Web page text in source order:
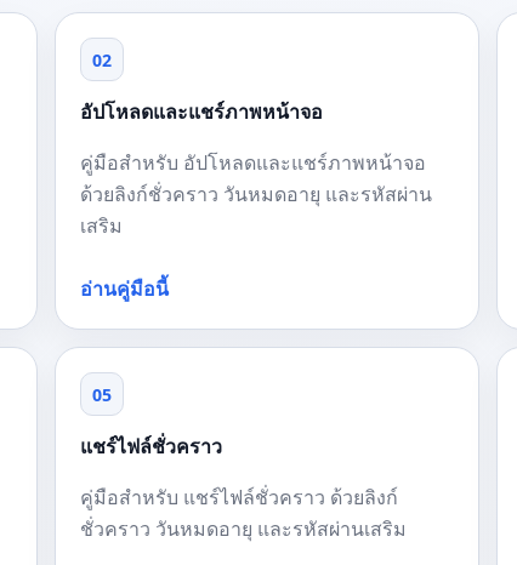
02
อัปโหลดและแชร์ภาพหน้าจอ
คู่มือสำหรับ อัปโหลดและแชร์ภาพหน้าจอ
ด้วยลิงก์ชั่วคราว วันหมดอายุ และรหัสผ่าน
เสริม
อ่านคู่มือนี้
05
แชร์ไฟล์ชั่วคราว
คู่มือสำหรับ แชร์ไฟล์ชั่วคราว ด้วยลิงก์
ชั่วคราว วันหมดอายุ และรหัสผ่านเสริม